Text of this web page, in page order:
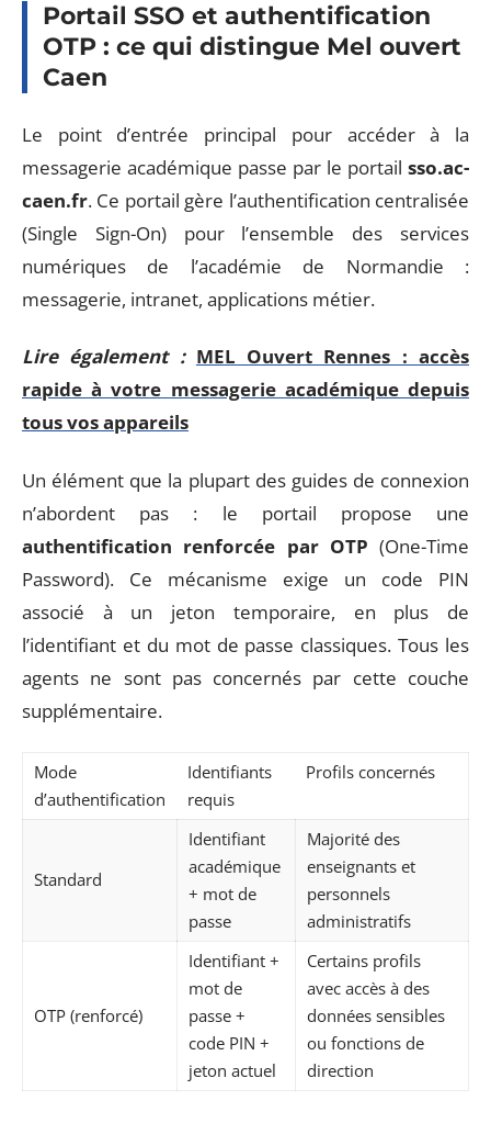
Portail SSO et authentification
OTP : ce qui distingue Mel ouvert
Caen
Le point d’entrée principal pour accéder à la
messagerie académique passe par le portail sso.ac-
caen.fr. Ce portail gère l’authentification centralisée
(Single Sign-On) pour l’ensemble des services
numériques de l’académie de Normandie :
messagerie, intranet, applications métier.
Lire également : MEL Ouvert Rennes : accès
rapide à votre messagerie académique depuis
tous vos appareils
Un élément que la plupart des guides de connexion
n’abordent pas : le portail propose une
authentification renforcée par OTP (One-Time
Password). Ce mécanisme exige un code PIN
associé à un jeton temporaire, en plus de
l’identifiant et du mot de passe classiques. Tous les
agents ne sont pas concernés par cette couche
supplémentaire.
Mode
d’authentification
Identifiants
requis
Profils concernés
Standard
Identifiant
académique
+ mot de
passe
Majorité des
enseignants et
personnels
administratifs
OTP (renforcé)
Identifiant +
mot de
passe +
code PIN +
jeton actuel
Certains profils
avec accès à des
données sensibles
ou fonctions de
direction